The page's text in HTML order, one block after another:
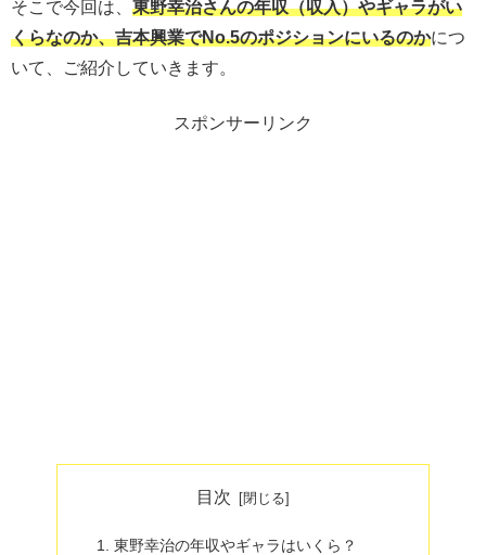
そこで今回は、 東野幸治さんの年収（収入）やギャラがい
くらなのか、吉本興業でNo.5のポジションにいるのかにつ
いて、ご紹介していきます。
スポンサーリンク
目次
東野幸治の年収やギャラはいくら？